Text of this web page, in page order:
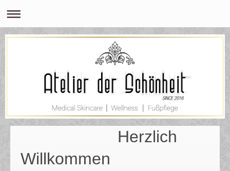
Herzlich
Willkommen